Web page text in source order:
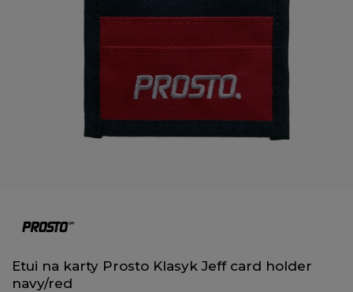
Etui na karty Prosto Klasyk Jeff card holder
navy/red